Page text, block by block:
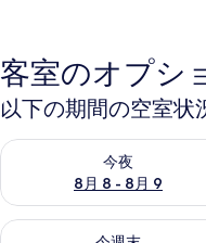
客室のオプシ
以下の期間の空室状
今夜
8月 8 - 8月 9
今夜 8月 8 - 8月 9 の空室
今週末 8月 14 - 8月 16 の